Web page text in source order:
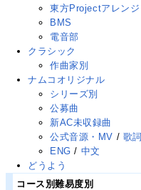
東方Projectアレンジ
BMS
電音部
クラシック
作曲家別
ナムコオリジナル
シリーズ別
公募曲
新AC未収録曲
公式音源・MV / 歌詞
ENG / 中文
どうよう
コース別難易度別